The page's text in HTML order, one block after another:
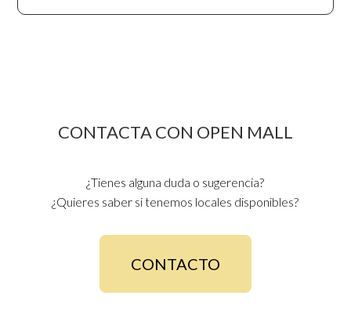
CONTACTA CON OPEN MALL
¿Tienes alguna duda o sugerencia?
¿Quieres saber si tenemos locales disponibles?
CONTACTO